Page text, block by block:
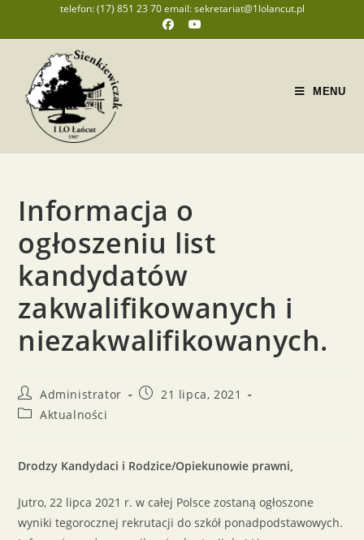
telefon: (17) 851 23 70 email: sekretariat@1lolancut.pl
MENU
Informacja o
ogłoszeniu list
kandydatów
zakwalifikowanych i
niezakwalifikowanych.
Administrator
21 lipca, 2021
Aktualności
Drodzy Kandydaci i Rodzice/Opiekunowie prawni,
Jutro, 22 lipca 2021 r. w całej Polsce zostaną ogłoszone
wyniki tegorocznej rekrutacji do szkół ponadpodstawowych.